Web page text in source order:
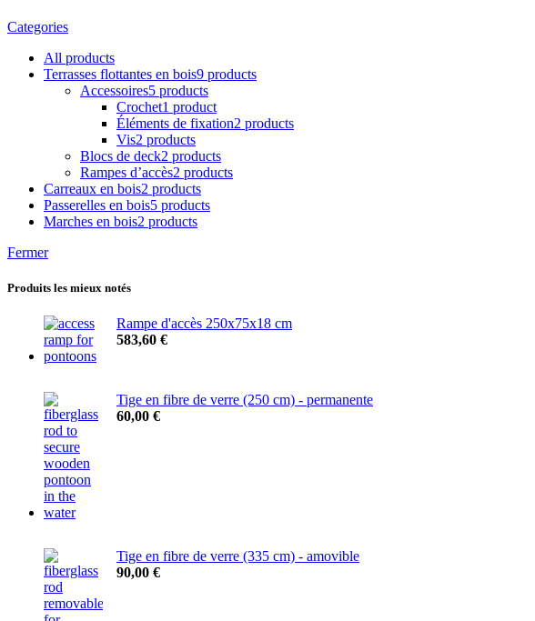
Categories
All products
Terrasses flottantes en bois9 products
Accessoires5 products
Crochet1 product
Éléments de fixation2 products
Vis2 products
Blocs de deck2 products
Rampes d’accès2 products
Carreaux en bois2 products
Passerelles en bois5 products
Marches en bois2 products
Fermer
Produits les mieux notés
Rampe d'accès 250x75x18 cm
583,60 €
Tige en fibre de verre (250 cm) - permanente
60,00 €
Tige en fibre de verre (335 cm) - amovible
90,00 €